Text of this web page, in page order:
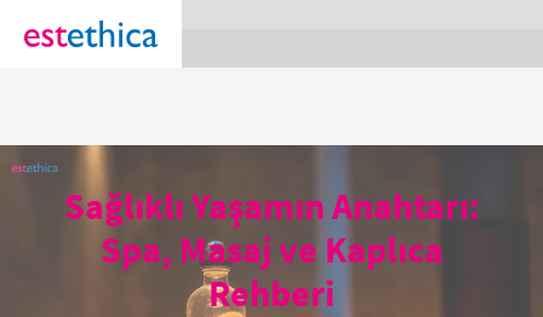
section Service {
Sağlıklı Yaşamın Anahtarı:
Spa, Masaj ve Kaplıca
Rehberi